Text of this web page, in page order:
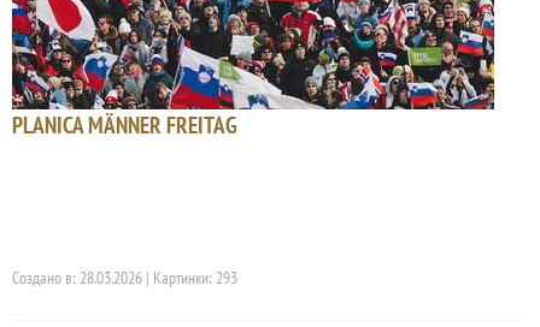
PLANICA MÄNNER FREITAG
Создано в: 28.03.2026 | Картинки: 293